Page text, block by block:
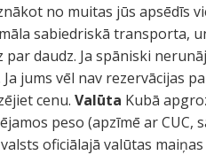
no muitas jūs apsēdīs
sabiedriskā transporta,
par daudz. Ja spāniski
Ja jums vēl nav rezervācijas
cenu.Valūta Kubā
peso (apzīmē ar CUC,
valsts oficiālajā valūtas